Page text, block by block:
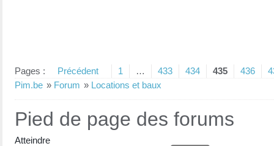
Pages : Précédent 1 … 433 434 435 436
Pim.be » Forum » Locations et baux
Pied de page des forums
Atteindre